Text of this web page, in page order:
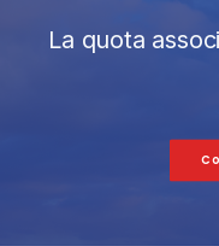
La quota